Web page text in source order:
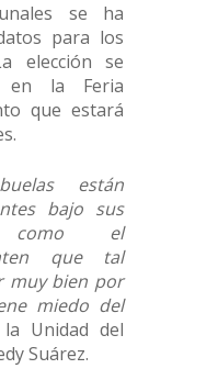
se ha
para los
elección se
en la Feria
que estará
están
bajo sus
como el
que tal
muy bien por
miedo del
Unidad del
Suárez.